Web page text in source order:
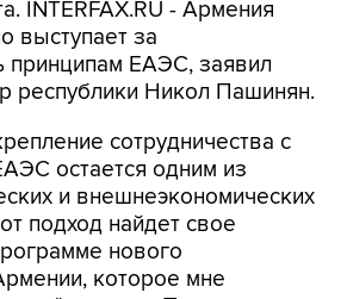
принципам ЕАЭС, заявил
республики Никол Пашинян.
сотрудничества с
и внешнеэкономических
подход найдет свое
нового
которое мне
- сказал Пашинян на
межправсовета.